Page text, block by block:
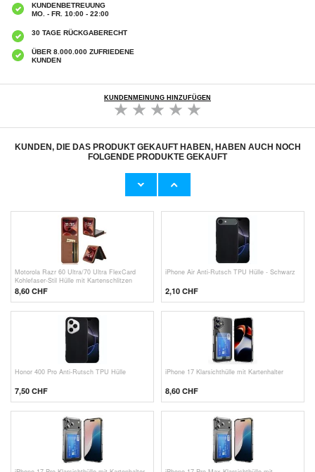
KUNDENBETREUUNG
MO. - FR. 10:00 - 22:00
30 TAGE RÜCKGABERECHT
ÜBER 8.000.000 ZUFRIEDENE
KUNDEN
KUNDENMEINUNG HINZUFÜGEN
KUNDEN, DIE DAS PRODUKT GEKAUFT HABEN, HABEN AUCH NOCH
FOLGENDE PRODUKTE GEKAUFT
Pferdeschweißschaber aus Edelstahl mit
Motorola Razr 60 Ultra/70 Ultra FlexCard
Kohlefaser-Stil Hülle mit Kartenschlitzen
8,60 CHF
iPhone Air Anti-Rutsch TPU Hülle - Schwarz
2,10 CHF
Honor 400 Pro Anti-Rutsch TPU Hülle
7,50 CHF
iPhone 17 Klarsichthülle mit Kartenhalter
8,60 CHF